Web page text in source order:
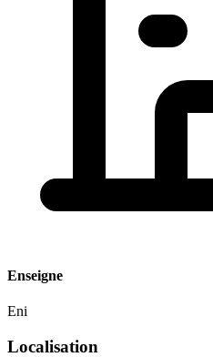
Enseigne
Eni
Localisation